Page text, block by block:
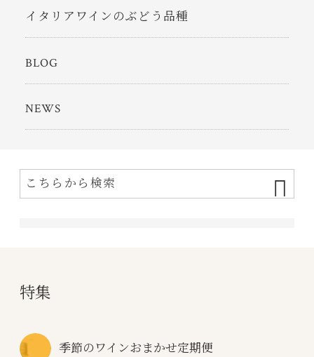
イタリアワインのぶどう品種
BLOG
NEWS
特集
季節のワインおまかせ定期便